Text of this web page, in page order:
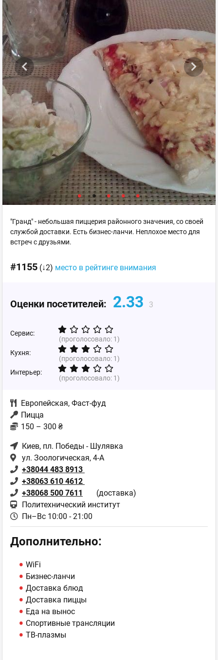
"Гранд" - небольшая пиццерия районного значения, со своей
службой доставки. Есть бизнес-ланчи. Неплохое место для
встреч с друзьями.
#1155 (↓2) место в рейтинге внимания
Оценки посетителей: 2.33 3
Сервис:
(проголосовало: 1)
Кухня:
(проголосовало: 1)
Интерьер:
(проголосовало: 1)
Европейская, Фаст-фуд
Пицца
150 – 300 ₴
Киев, пл. Победы - Шулявка
ул. Зоологическая, 4-А
+38044 483 8913
+38063 610 4612
+38068 500 7611
(доставка)
Политехнический институт
Пн–Вс 10:00 - 21:00
Дополнительно:
WiFi
Бизнес-ланчи
Доставка блюд
Доставка пиццы
Еда на вынос
Спортивные трансляции
ТВ-плазмы